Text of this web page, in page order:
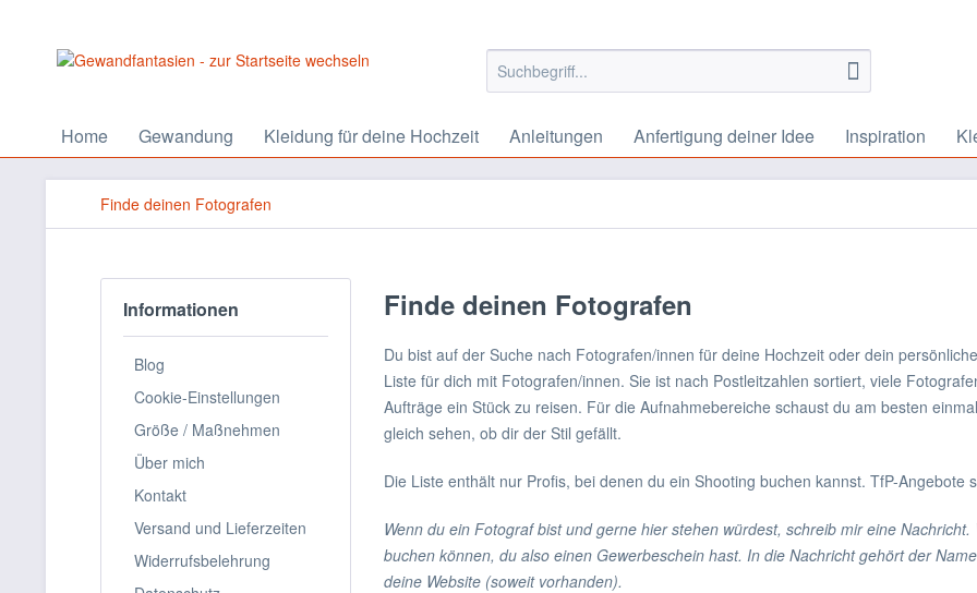
Home Gewandung Kleidung für deine Hochzeit Anleitungen Anfertigung deiner Idee Inspiration
Finde deinen Fotografen
Informationen
Blog
Cookie-Einstellungen
Größe / Maßnehmen
Über mich
Kontakt
Versand und Lieferzeiten
Widerrufsbelehrung
Finde deinen Fotografen
Du bist auf der Suche nach Fotografen/innen für deine Hochzeit oder dein
Liste für dich mit Fotografen/innen. Sie ist nach Postleitzahlen sortiert, viele
Aufträge ein Stück zu reisen. Für die Aufnahmebereiche schaust du am besten
gleich sehen, ob dir der Stil gefällt.
Die Liste enthält nur Profis, bei denen du ein Shooting buchen kannst. TfP-Angebote
Wenn du ein Fotograf bist und gerne hier stehen würdest, schreib mir eine
buchen können, du also einen Gewerbeschein hast. In die Nachricht gehört der
deine Website (soweit vorhanden).